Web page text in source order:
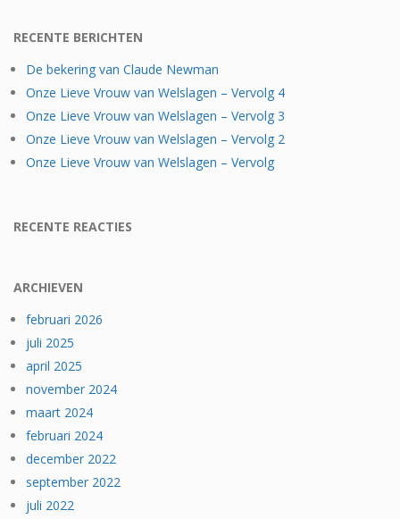
RECENTE BERICHTEN
De bekering van Claude Newman
Onze Lieve Vrouw van Welslagen – Vervolg 4
Onze Lieve Vrouw van Welslagen – Vervolg 3
Onze Lieve Vrouw van Welslagen – Vervolg 2
Onze Lieve Vrouw van Welslagen – Vervolg
RECENTE REACTIES
ARCHIEVEN
februari 2026
juli 2025
april 2025
november 2024
maart 2024
februari 2024
december 2022
september 2022
juli 2022